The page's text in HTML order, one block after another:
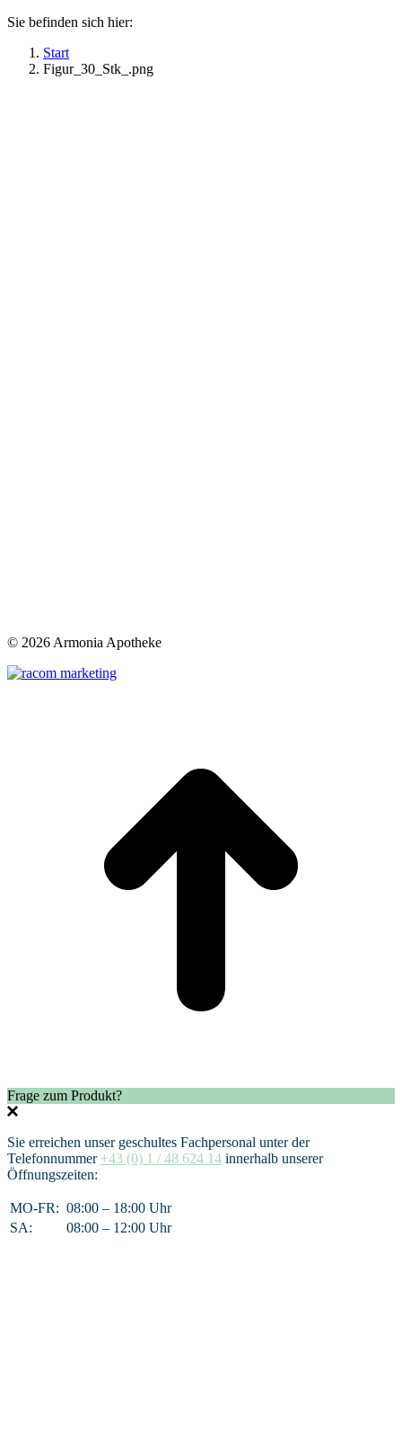
Sie befinden sich hier:
Start
Figur_30_Stk_.png
© 2026 Armonia Apotheke
Frage zum Produkt?
Sie erreichen unser geschultes Fachpersonal unter der
Telefonnummer +43 (0) 1 / 48 624 14 innerhalb unserer
Öffnungszeiten:
MO-FR: 08:00 – 18:00 Uhr
SA:
08:00 – 12:00 Uhr